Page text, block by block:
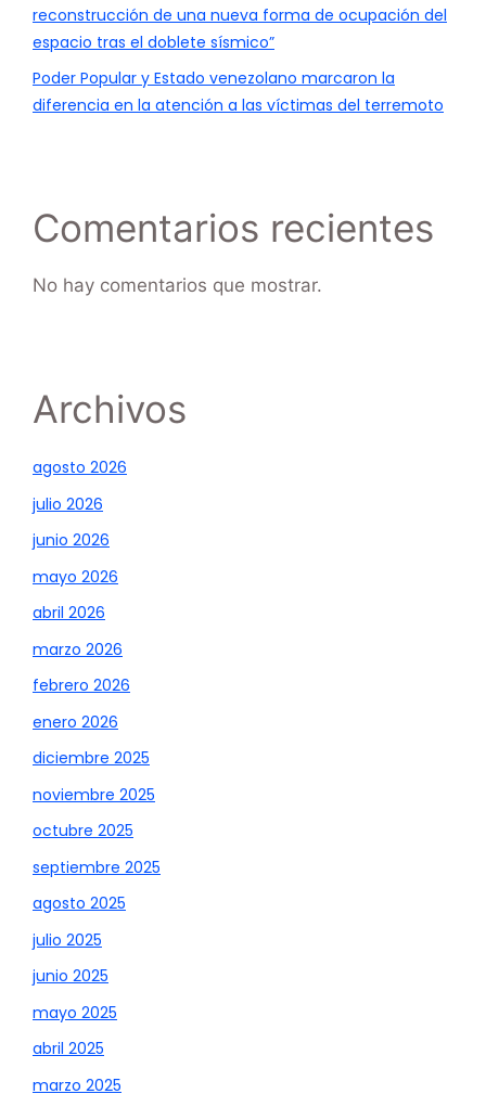
reconstrucción de una nueva forma de ocupación del
espacio tras el doblete sísmico”
Poder Popular y Estado venezolano marcaron la
diferencia en la atención a las víctimas del terremoto
Comentarios recientes
No hay comentarios que mostrar.
Archivos
agosto 2026
julio 2026
junio 2026
mayo 2026
abril 2026
marzo 2026
febrero 2026
enero 2026
diciembre 2025
noviembre 2025
octubre 2025
septiembre 2025
agosto 2025
julio 2025
junio 2025
mayo 2025
abril 2025
marzo 2025